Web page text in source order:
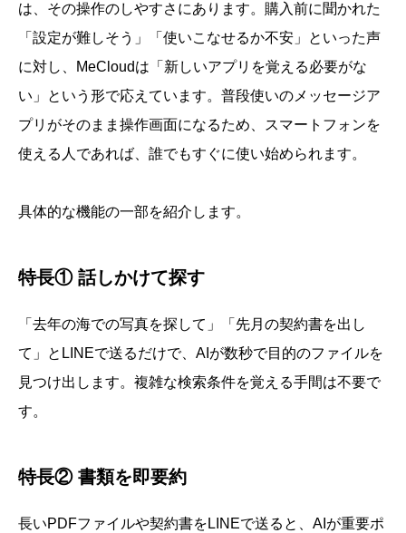
は、その操作のしやすさにあります。購入前に聞かれた
「設定が難しそう」「使いこなせるか不安」といった声
に対し、MeCloudは「新しいアプリを覚える必要がな
い」という形で応えています。普段使いのメッセージア
プリがそのまま操作画面になるため、スマートフォンを
使える人であれば、誰でもすぐに使い始められます。
具体的な機能の一部を紹介します。
特長① 話しかけて探す
「去年の海での写真を探して」「先月の契約書を出し
て」とLINEで送るだけで、AIが数秒で目的のファイルを
見つけ出します。複雑な検索条件を覚える手間は不要で
す。
特長② 書類を即要約
長いPDFファイルや契約書をLINEで送ると、AIが重要ポ